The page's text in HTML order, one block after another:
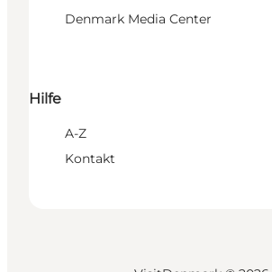
Denmark Media Center
Hilfe
A-Z
Kontakt